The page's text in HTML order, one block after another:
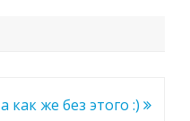
а как же без этого :)